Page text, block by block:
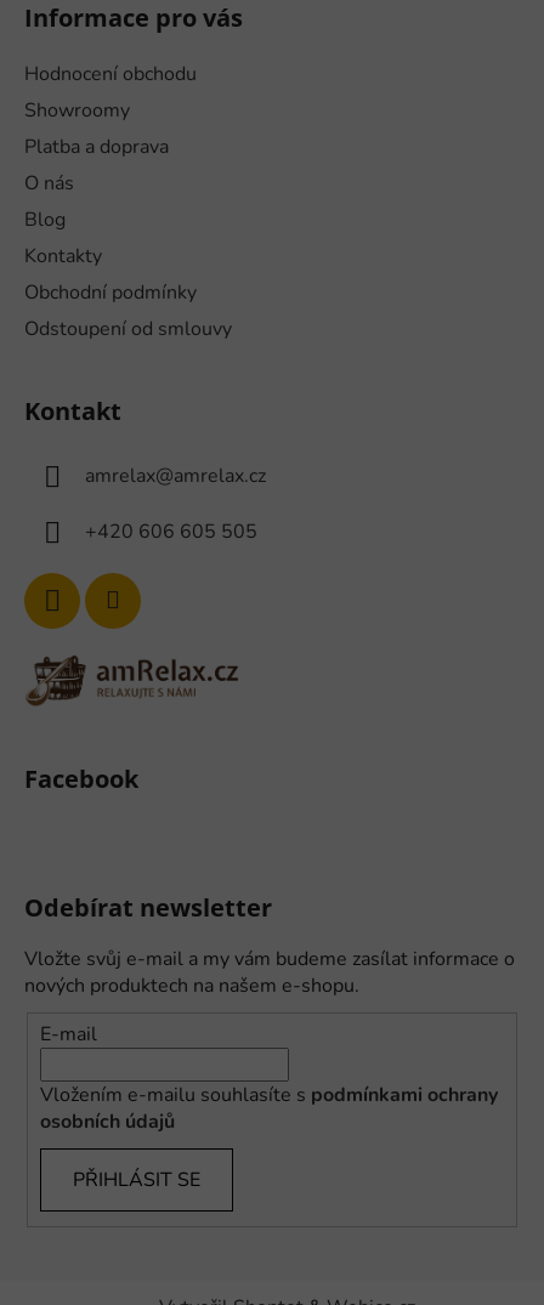
Informace pro vás
Hodnocení obchodu
Showroomy
Platba a doprava
O nás
Blog
Kontakty
Obchodní podmínky
Odstoupení od smlouvy
Kontakt
amrelax@amrelax.cz
+420 606 605 505
Facebook
Odebírat newsletter
Vložte svůj e-mail a my vám budeme zasílat informace o
nových produktech na našem e-shopu.
E-mail
Vložením e-mailu souhlasíte s podmínkami ochrany
osobních údajů
PŘIHLÁSIT SE